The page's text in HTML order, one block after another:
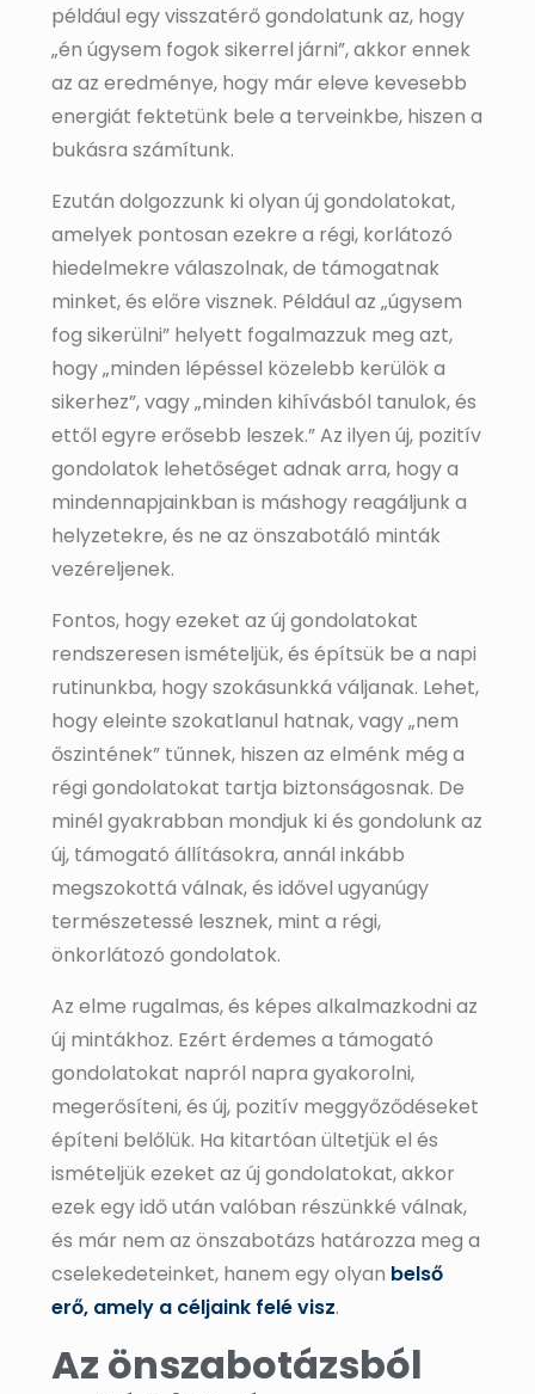
például egy visszatérő gondolatunk az, hogy
„én úgysem fogok sikerrel járni”, akkor ennek
az az eredménye, hogy már eleve kevesebb
energiát fektetünk bele a terveinkbe, hiszen a
bukásra számítunk.
Ezután dolgozzunk ki olyan új gondolatokat,
amelyek pontosan ezekre a régi, korlátozó
hiedelmekre válaszolnak, de támogatnak
minket, és előre visznek. Például az „úgysem
fog sikerülni” helyett fogalmazzuk meg azt,
hogy „minden lépéssel közelebb kerülök a
sikerhez”, vagy „minden kihívásból tanulok, és
ettől egyre erősebb leszek.” Az ilyen új, pozitív
gondolatok lehetőséget adnak arra, hogy a
mindennapjainkban is máshogy reagáljunk a
helyzetekre, és ne az önszabotáló minták
vezéreljenek.
Fontos, hogy ezeket az új gondolatokat
rendszeresen ismételjük, és építsük be a napi
rutinunkba, hogy szokásunkká váljanak. Lehet,
hogy eleinte szokatlanul hatnak, vagy „nem
őszintének” tűnnek, hiszen az elménk még a
régi gondolatokat tartja biztonságosnak. De
minél gyakrabban mondjuk ki és gondolunk az
új, támogató állításokra, annál inkább
megszokottá válnak, és idővel ugyanúgy
természetessé lesznek, mint a régi,
önkorlátozó gondolatok.
Az elme rugalmas, és képes alkalmazkodni az
új mintákhoz. Ezért érdemes a támogató
gondolatokat napról napra gyakorolni,
megerősíteni, és új, pozitív meggyőződéseket
építeni belőlük. Ha kitartóan ültetjük el és
ismételjük ezeket az új gondolatokat, akkor
ezek egy idő után valóban részünkké válnak,
és már nem az önszabotázs határozza meg a
cselekedeteinket, hanem egy olyan belső
erő, amely a céljaink felé visz.
Az önszabotázsból